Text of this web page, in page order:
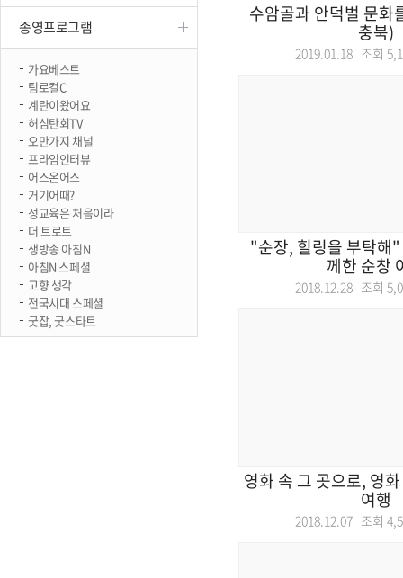
종영프로그램
가요베스트
팀로컬C
계란이왔어요
허심탄회TV
오만가지 채널
프라임인터뷰
어스온어스
거기어때?
성교육은 처음이라
더 트로트
생방송 아침N
아침N 스페셜
고향 생각
전국시대 스페셜
굿잡, 굿스타트
수암골과 안덕벌 문화
충북)
2019.01.18 조회
"순장, 힐링을 부탁해
께한 순창
2018.12.28 조회
영화 속 그 곳으로, 영
여행
2018.12.07 조회